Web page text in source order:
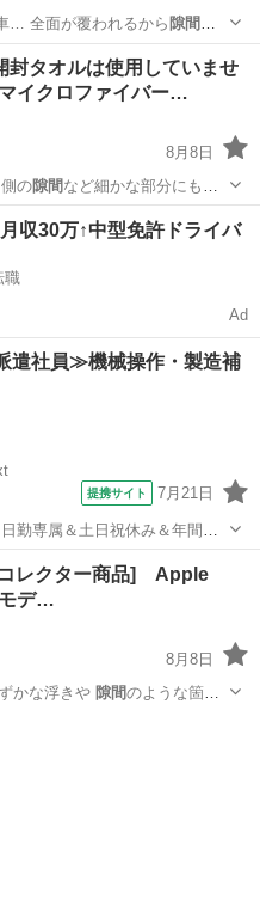
… 全面が覆われるから 隙間 な
が生じる場合がござ…
インテリア
封タオルは使用していませ
イクロファイバー…
8月8日
の隙間 など細かな部分にも対
他
収30万↑中型免許ドライバ
職
Ad
遣社員≫機械操作・製造補
提携サイト 7月21日
勤専属＆土日祝休み＆年間休
ー通勤OK＆無料駐車場あり
城県常陸大宮市》 人気の
レクター商品] Apple
デ…
8月8日
かな浮きや 隙間のような箇所